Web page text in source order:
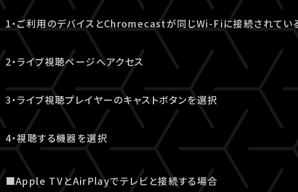
1・ご利用のデバイスとChromecastが同じWi-Fiに接続されてい
2・ライブ視聴ページへアクセス
3・ライブ視聴プレイヤーのキャストボタンを選択
4・視聴する機器を選択
■Apple TVとAirPlayでテレビと接続する場合